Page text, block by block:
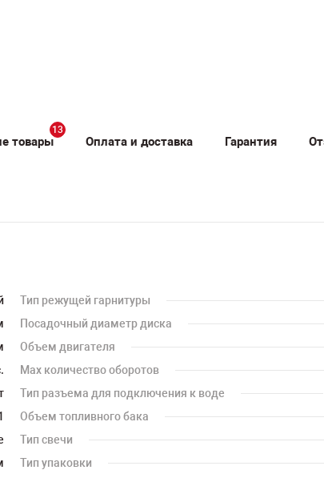
товары
13
Оплата и доставка Гарантия
Тип режущей гарнитуры
Посадочный диаметр диска
Объем двигателя
Мах количество оборотов
Тип разъема для подключения к воде
Объем топливного бака
Тип свечи
Тип упаковки